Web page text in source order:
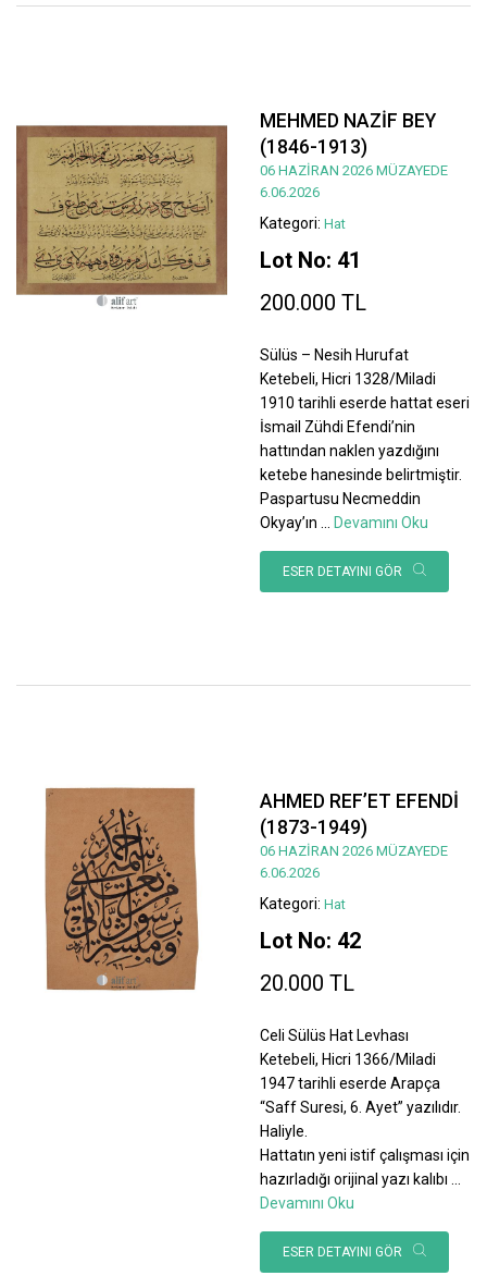
MEHMED NAZİF BEY
(1846-1913)
06 HAZİRAN 2026 MÜZAYEDE
6.06.2026
Kategori: Hat
Lot No: 41
200.000 TL
Sülüs – Nesih Hurufat
Ketebeli, Hicri 1328/Miladi
1910 tarihli eserde hattat eseri
İsmail Zühdi Efendi’nin
hattından naklen yazdığını
ketebe hanesinde belirtmiştir.
Paspartusu Necmeddin
Okyay’ın
Devamını Oku
ESER DETAYINI GÖR
AHMED REF’ET EFENDİ
(1873-1949)
06 HAZİRAN 2026 MÜZAYEDE
6.06.2026
Kategori: Hat
Lot No: 42
20.000 TL
Celi Sülüs Hat Levhası
Ketebeli, Hicri 1366/Miladi
1947 tarihli eserde Arapça
“Saff Suresi, 6. Ayet” yazılıdır.
Haliyle.
Hattatın yeni istif çalışması için
hazırladığı orijinal yazı kalıbı
Devamını Oku
ESER DETAYINI GÖR